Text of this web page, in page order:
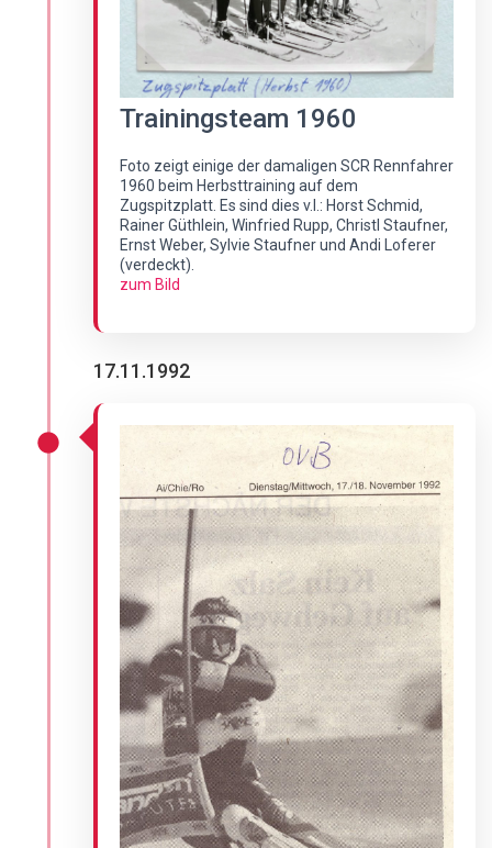
Trainingsteam 1960
Foto zeigt einige der damaligen SCR Rennfahrer
1960 beim Herbsttraining auf dem
Zugspitzplatt. Es sind dies v.l.: Horst Schmid,
Rainer Güthlein, Winfried Rupp, Christl Staufner,
Ernst Weber, Sylvie Staufner und Andi Loferer
(verdeckt).
zum Bild
17.11.1992